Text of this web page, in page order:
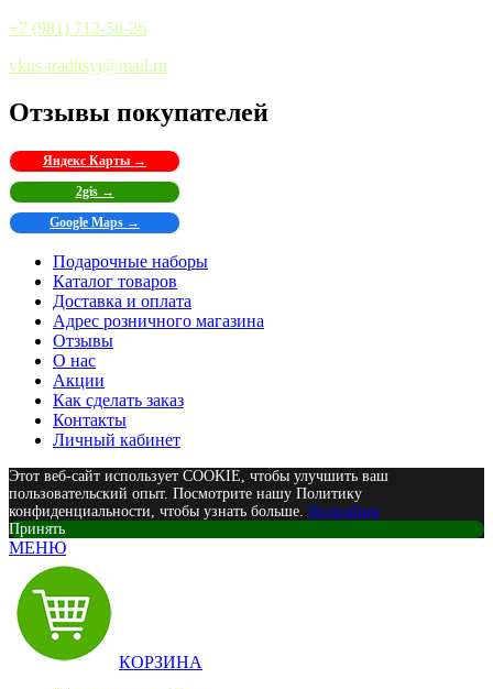
+7 (981) 712-56-26
vkus-traditsyi@mail.ru
Отзывы покупателей
Яндекс Карты →
2gis →
Google Maps →
Подарочные наборы
Каталог товаров
Доставка и оплата
Адрес розничного магазина
Отзывы
О нас
Акции
Как сделать заказ
Контакты
Личный кабинет
Этот веб-сайт использует COOKIE, чтобы улучшить ваш
пользовательский опыт. Посмотрите нашу Политику
конфиденциальности, чтобы узнать больше. Подробнее
Принять
МЕНЮ
КОРЗИНА